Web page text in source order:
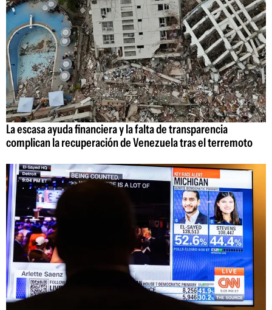
La escasa ayuda financiera y la falta de transparencia
complican la recuperación de Venezuela tras el terremoto